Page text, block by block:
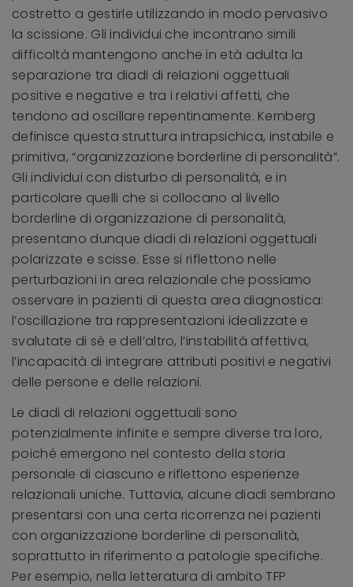
costretto a gestirle utilizzando in modo pervasivo
la scissione. Gli individui che incontrano simili
difficoltà mantengono anche in età adulta la
separazione tra diadi di relazioni oggettuali
positive e negative e tra i relativi affetti, che
tendono ad oscillare repentinamente. Kernberg
definisce questa struttura intrapsichica, instabile e
primitiva, “organizzazione borderline di personalità”.
Gli individui con disturbo di personalità, e in
particolare quelli che si collocano al livello
borderline di organizzazione di personalità,
presentano dunque diadi di relazioni oggettuali
polarizzate e scisse. Esse si riflettono nelle
perturbazioni in area relazionale che possiamo
osservare in pazienti di questa area diagnostica:
l’oscillazione tra rappresentazioni idealizzate e
svalutate di sé e dell’altro, l’instabilità affettiva,
l’incapacità di integrare attributi positivi e negativi
delle persone e delle relazioni.
Le diadi di relazioni oggettuali sono
potenzialmente infinite e sempre diverse tra loro,
poiché emergono nel contesto della storia
personale di ciascuno e riflettono esperienze
relazionali uniche. Tuttavia, alcune diadi sembrano
presentarsi con una certa ricorrenza nei pazienti
con organizzazione borderline di personalità,
soprattutto in riferimento a patologie specifiche.
Per esempio, nella letteratura di ambito TFP